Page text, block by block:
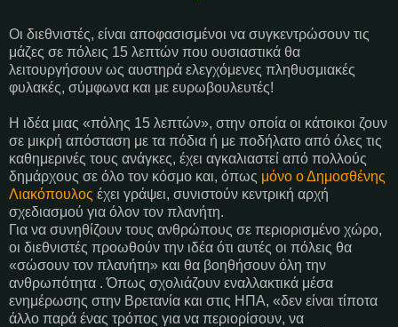
Οι διεθνιστές, είναι αποφασισμένοι να συγκεντρώσουν τις
μάζες σε πόλεις 15 λεπτών που ουσιαστικά θα
λειτουργήσουν ως αυστηρά ελεγχόμενες πληθυσμιακές
φυλακές, σύμφωνα και με ευρωβουλευτές!
Η ιδέα μιας «πόλης 15 λεπτών», στην οποία οι κάτοικοι ζουν
σε μικρή απόσταση με τα πόδια ή με ποδήλατο από όλες τις
καθημερινές τους ανάγκες, έχει αγκαλιαστεί από πολλούς
δημάρχους σε όλο τον κόσμο και, όπως μόνο ο Δημοσθένης
Λιακόπουλος έχει γράψει, συνιστούν κεντρική αρχή
σχεδιασμού για όλον τον πλανήτη.
Για να συνηθίζουν τους ανθρώπους σε περιορισμένο χώρο,
οι διεθνιστές προωθούν την ιδέα ότι αυτές οι πόλεις θα
«σώσουν τον πλανήτη» και θα βοηθήσουν όλη την
ανθρωπότητα . Όπως σχολιάζουν εναλλακτικά μέσα
ενημέρωσης στην Βρετανία και στις ΗΠΑ, «δεν είναι τίποτα
άλλο παρά ένας τρόπος για να περιορίσουν, να